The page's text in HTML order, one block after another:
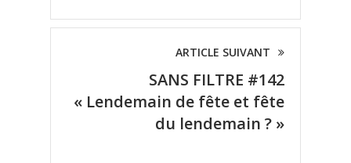
ARTICLE SUIVANT
SANS FILTRE #142
« Lendemain de fête et fête
du lendemain ? »